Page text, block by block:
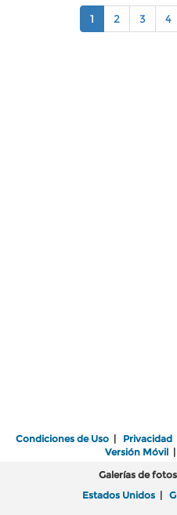
1 2 3 4
Condiciones de Uso | Privacidad
Versión Móvil|
Galerías de
Estados Unidos |